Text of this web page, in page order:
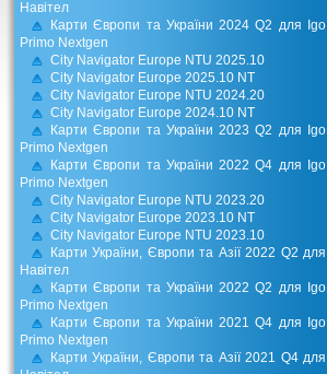
Навітел
Карти Європи та України 2024 Q2 для Igo
Primo Nextgen
City Navigator Europe NTU 2025.10
City Navigator Europe 2025.10 NT
City Navigator Europe NTU 2024.20
City Navigator Europe 2024.10 NT
Карти Європи та України 2023 Q2 для Igo
Primo Nextgen
Карти Європи та України 2022 Q4 для Igo
Primo Nextgen
City Navigator Europe NTU 2023.20
City Navigator Europe 2023.10 NT
City Navigator Europe NTU 2023.10
Карти України, Європи та Азії 2022 Q2 для
Навітел
Карти Європи та України 2022 Q2 для Igo
Primo Nextgen
Карти Європи та України 2021 Q4 для Igo
Primo Nextgen
Карти України, Європи та Азії 2021 Q4 для